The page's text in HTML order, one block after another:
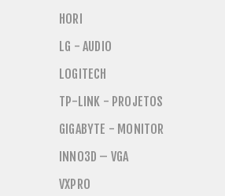
HORI
LG - AUDIO
LOGITECH
TP-LINK - PROJETOS
GIGABYTE - MONITOR
INNO3D – VGA
VXPRO